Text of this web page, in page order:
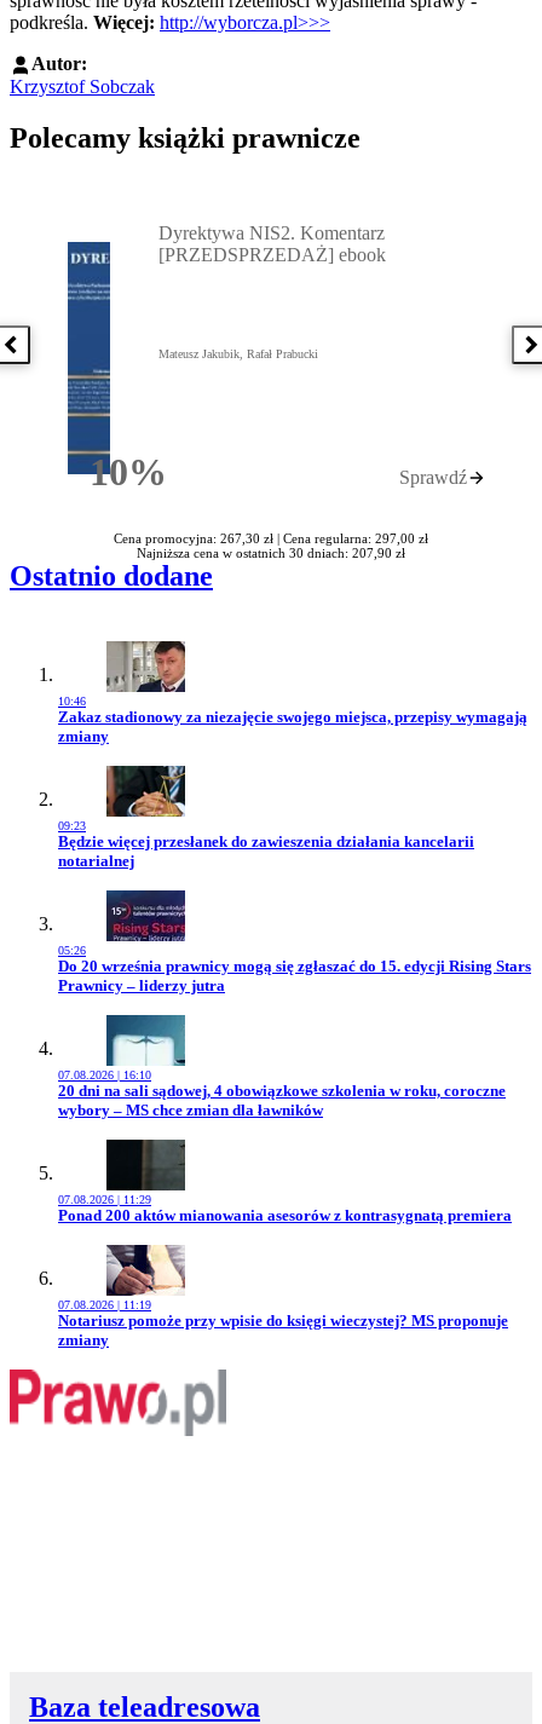
podkreśla. Więcej: http://wyborcza.pl>>>
Autor:
Krzysztof Sobczak
Polecamy książki prawnicze
Poprzednia książka
10%Rabatu
Dyrektywa NIS2. Komentarz
[PRZEDSPRZEDAŻ] ebook
Mateusz Jakubik, Rafał Prabucki
Sprawdź
Cena promocyjna: 267,30 zł | Cena regularna: 297,00 zł
Najniższa cena w ostatnich 30 dniach: 207,90 zł
Ostatnio dodane
10:46
Przejdź do artykułu:
Zakaz stadionowy za niezajęcie swojego miejsca, przepisy wymagają
zmiany
09:23
Przejdź do artykułu:
Będzie więcej przesłanek do zawieszenia działania kancelarii
notarialnej
05:26
Przejdź do artykułu:
Do 20 września prawnicy mogą się zgłaszać do 15. edycji Rising Stars
Prawnicy – liderzy jutra
07.08.2026 | 16:10
Przejdź do artykułu:
20 dni na sali sądowej, 4 obowiązkowe szkolenia w roku, coroczne
wybory – MS chce zmian dla ławników
07.08.2026 | 11:29
Przejdź do artykułu:
Ponad 200 aktów mianowania asesorów z kontrasygnatą premiera
07.08.2026 | 11:19
Przejdź do artykułu:
Notariusz pomoże przy wpisie do księgi wieczystej? MS proponuje
zmiany
Baza teleadresowa